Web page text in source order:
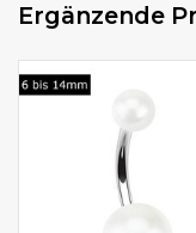
Ergänzende